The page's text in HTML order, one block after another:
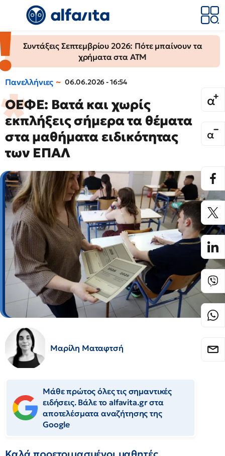
Συντάξεις Σεπτεμβρίου 2026: Πότε μπαίνουν τα
χρήματα στα ΑΤΜ
Πανελλήνιες 06.06.2026 - 16:54
ΟΕΦΕ: Βατά και χωρίς
εκπλήξεις σήμερα τα θέματα
στα μαθήματα ειδικότητας
των ΕΠΑΛ
Μαρίλη Ματαφτσή
Μάθε πρώτος όλες τις σημαντικές
ειδήσεις. Βάλε το alfavita.gr στα
αποτελέσματα αναζήτησης της
Google